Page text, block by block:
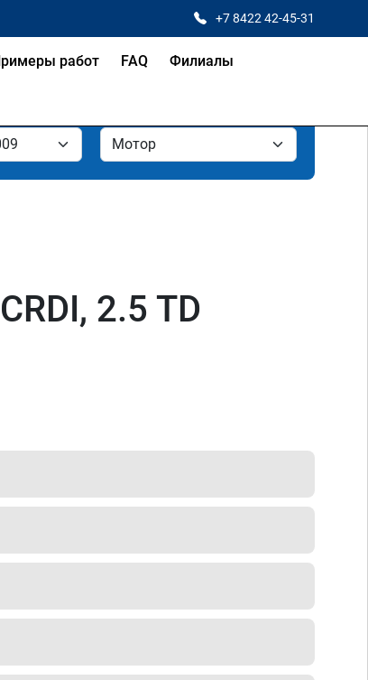
+7 8422 42-45-31
работ FAQ Филиалы
2.5 TD